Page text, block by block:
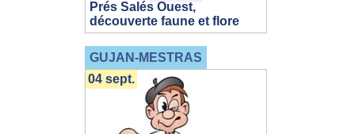
Prés Salés Ouest,
découverte faune et flore
GUJAN-MESTRAS
04 sept.